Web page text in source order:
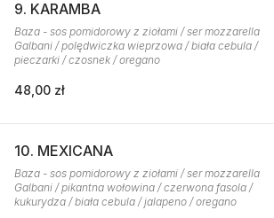
9. KARAMBA
Baza - sos pomidorowy z ziołami / ser mozzarella
Galbani / polędwiczka wieprzowa / biała cebula /
pieczarki / czosnek / oregano
48,00 zł
10. MEXICANA
Baza - sos pomidorowy z ziołami / ser mozzarella
Galbani / pikantna wołowina / czerwona fasola /
kukurydza / biała cebula / jalapeno / oregano